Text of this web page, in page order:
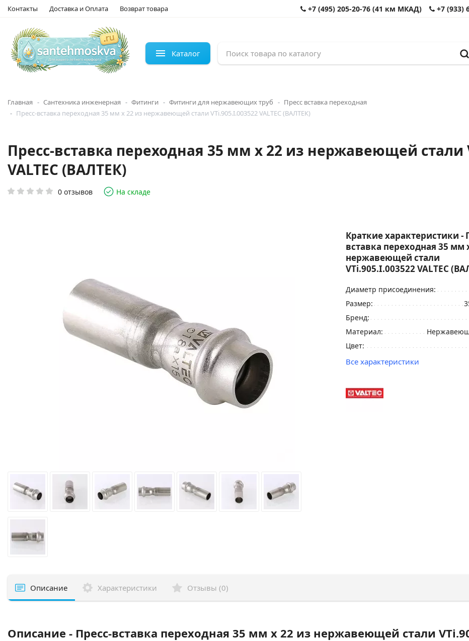
Контакты Доставка и Оплата Возврат товара +7 (495) 205-20-76 (41 км МКАД) +7 (933)
Каталог
Главная Сантехника инженерная Фитинги Фитинги для нержавеющих труб
Пресс вставка переходная
Пресс-вставка переходная 35 мм х 22 из нержавеющей стали VTi.905.I.003522 VALTEC (ВАЛТЕК)
Пресс-вставка переходная 35 мм х 22 из нержавеющей стали
VALTEC (ВАЛТЕК)
0 отзывов На складе
Краткие характеристики -
вставка переходная 35 мм
нержавеющей стали
VTi.905.I.003522 VALTEC
Диаметр присоединения:
Размер:
Бренд:
Материал:
Цвет:
Все характеристики
Описание Характеристики Отзывы (0)
Описание - Пресс-вставка переходная 35 мм х 22 из нержавеющей стали